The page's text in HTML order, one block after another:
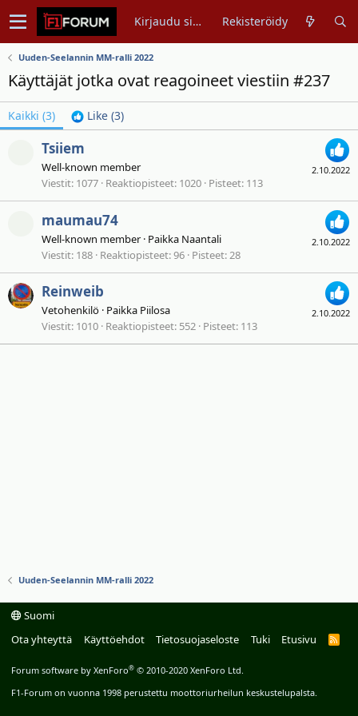
Kirjaudu sisään Rekisteröidy
Uuden-Seelannin MM-ralli 2022
Käyttäjät jotka ovat reagoineet viestiin #237
Kaikki (3) Like (3)
2.10.2022
Tsiiem
Well-known member
Viestit 1077 Reaktiopisteet 1020 Pisteet 113
2.10.2022
maumau74
Well-known member · Paikka Naantali
Viestit 188 Reaktiopisteet 96 Pisteet 28
2.10.2022
Reinweib
Vetohenkilö · Paikka Piilosa
Viestit 1010 Reaktiopisteet 552 Pisteet 113
Uuden-Seelannin MM-ralli 2022
Suomi
Ota yhteyttä
Käyttöehdot Tietosuojaseloste Tuki Etusivu
R
Forum software by XenForo® © 2010-2020 XenForo Ltd.
F1-Forum on vuonna 1998 perustettu moottoriurheilun keskustelupalsta.